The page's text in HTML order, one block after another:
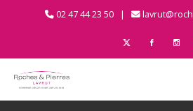
02 47 44 23 50 |